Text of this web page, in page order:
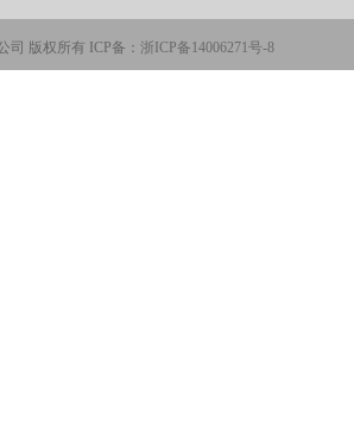
司 版权所有 ICP备： 浙ICP备14006271号-8